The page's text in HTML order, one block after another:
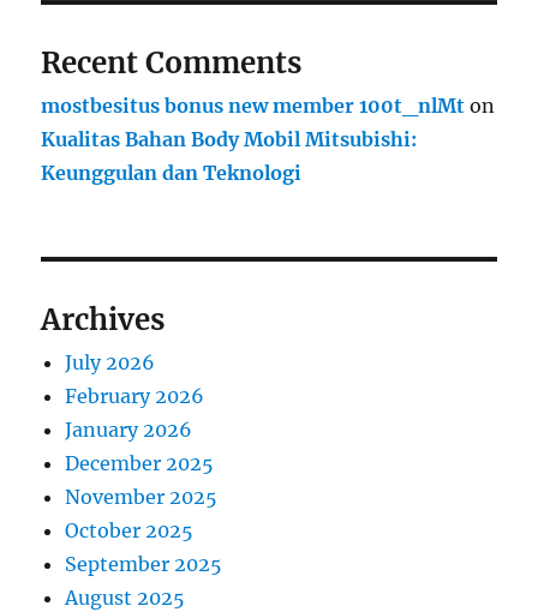
Recent Comments
mostbesitus bonus new member 100t_nlMt on
Kualitas Bahan Body Mobil Mitsubishi:
Keunggulan dan Teknologi
Archives
July 2026
February 2026
January 2026
December 2025
November 2025
October 2025
September 2025
August 2025